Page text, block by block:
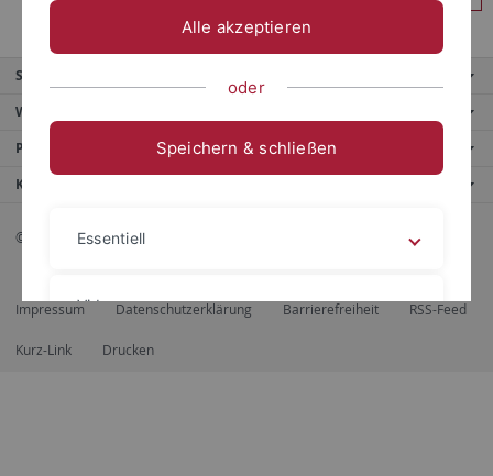
Service
Weitere Angebote
Portale
Kontaktinfo
© 2026 Eberhard Karls Universität Tübingen, Tübingen
Impressum Datenschutzerklärung Barrierefreiheit RSS-Feed
Kurz-Link Drucken
Alle akzeptieren
oder
Speichern & schließen
Essentiell
Videos